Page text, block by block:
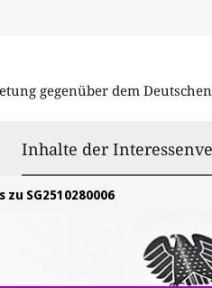
gegenüber dem
Inhalte der
zu SG2510280006